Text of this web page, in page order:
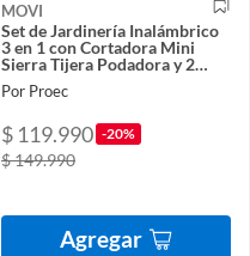
MOVI
Set de Jardinería Inalámbrico
3 en 1 con Cortadora Mini
Sierra Tijera Podadora y 2
Baterías
Por Proec
$ 119.990 -20%
$ 149.990
Agregar